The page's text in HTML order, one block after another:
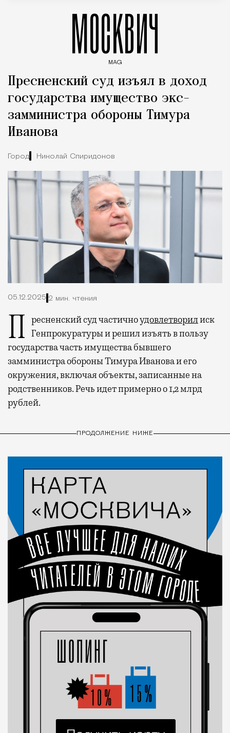
МОСКВИЧ
MAG
Пресненский суд изъял в доход
государства имущество экс-
замминистра обороны Тимура
Иванова
Город Николай Спиридонов
05.12.2025 2 мин. чтения
Пресненский суд частичноудовлетворилиск
Генпрокуратуры и решил изъять в пользу
государства часть имущества бывшего
замминистра обороны Тимура Иванова и его
окружения, включая объекты, записанные на
родственников. Речь идет примерно о 1,2 млрд
рублей.
ПРОДОЛЖЕНИЕ НИЖЕ